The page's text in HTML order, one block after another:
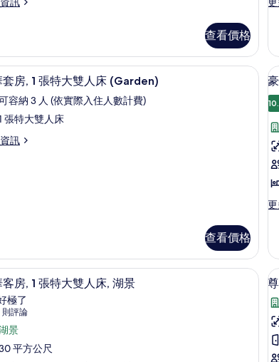
查看價格
的
情
電影 49-吋 LCD 液晶電視、有線頻道、電視
套房, 1 張特大雙人床 (Garden)
容納 3 人 (依實際入住人數計費)
張特大雙人床
訊
查看價格
2
更
客
房,
2
張
單
人
床,
城
市
高級寢具、迷你吧、客房內保險箱、書桌
客房, 1 張特大雙人床, 湖景
分，滿分 10 分
極了
則評論
評
景
平方公尺
示